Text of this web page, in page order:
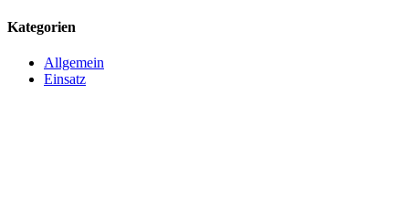
Kategorien
Allgemein
Einsatz